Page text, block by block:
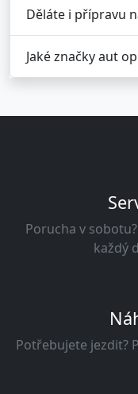
Děláte i přípravu
Jaké značky aut
Porucha v
každý
Potřebujete jezdit?